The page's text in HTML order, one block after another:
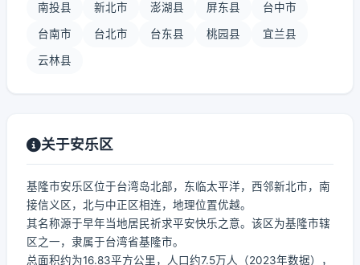
南投县 新北市 澎湖县 屏东县 台中市
台南市 台北市 台东县 桃园县 宜兰县
云林县
关于安乐区
基隆市安乐区位于台湾岛北部，东临太平洋，西邻新北市，南
接信义区，北与中正区相连，地理位置优越。
其名称源于早年当地居民祈求平安快乐之意。该区为基隆市辖
区之一，隶属于台湾省基隆市。
总面积约为16.83平方公里，人口约7.5万人（2023年数据），